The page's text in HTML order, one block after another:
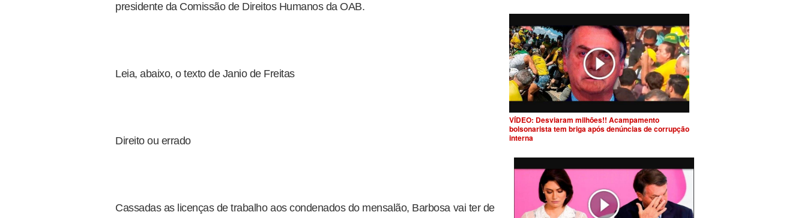
presidente da Comissão de Direitos Humanos da OAB.
Leia, abaixo, o texto de Janio de Freitas
Direito ou errado
Cassadas as licenças de trabalho aos condenados do mensalão, Barbosa vai ter de
VÍDEO: Desviaram milhões!! Acampamento
bolsonarista tem briga após denúncias de corrupção
interna